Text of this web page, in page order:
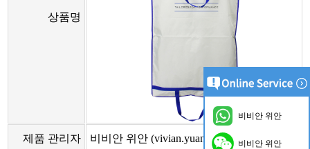
상품명
제품 관리자 비비안 위안 (vivian.yuan@onflyingcn.com)
비비안 위안
비비안 위안